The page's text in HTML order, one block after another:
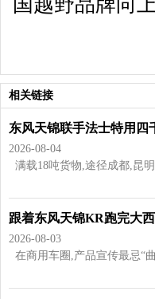
相关链接
东风天锦联手法士特用四
2026-08-04
满载18吨货物,途径成都,昆
跟着东风天锦KR跑完大
2026-08-03
在商用车圈,产品宣传最忌“